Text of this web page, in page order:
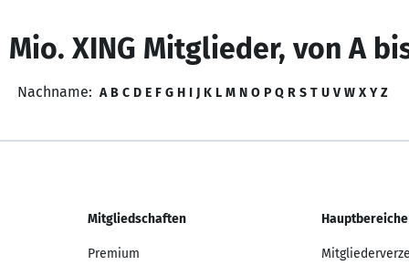
Mio. XING Mitglieder, von A
Nachname: A B C D E F G H I J K L M N O P Q R S T U V W X Y Z
Mitgliedschaften
Premium
Hauptbereiche